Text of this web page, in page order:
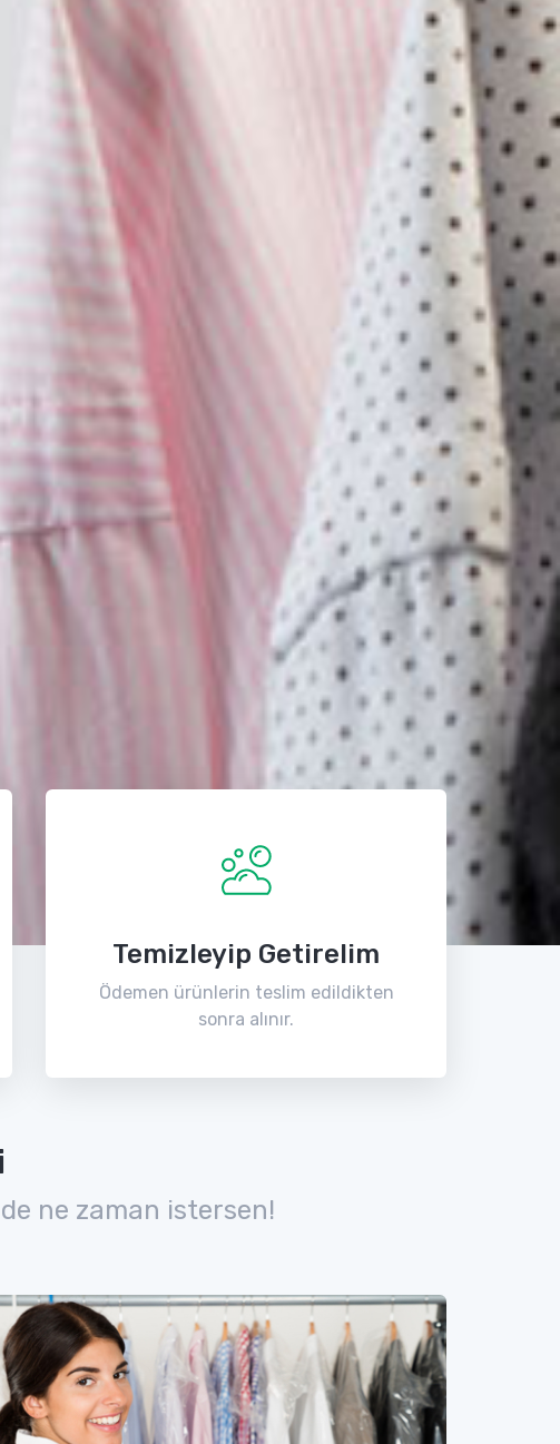
Temizleyip Getirelim
Ödemen ürünlerin teslim edildikten
sonra alınır.
ne zaman istersen!